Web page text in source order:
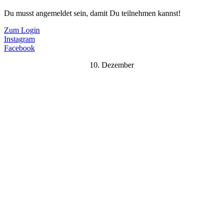
Du musst angemeldet sein, damit Du teilnehmen kannst!
Zum Login
Instagram
Facebook
10. Dezember